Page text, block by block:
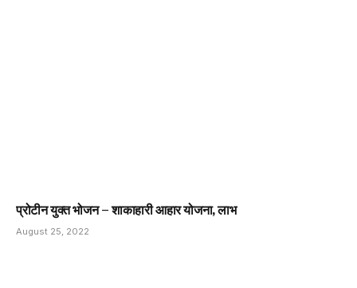
प्रोटीन युक्त भोजन – शाकाहारी आहार योजना, लाभ
August 25, 2022